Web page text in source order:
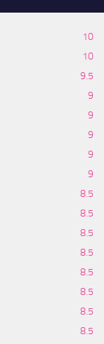
10
10
9.5
9
9
9
9
9
8.5
8.5
8.5
8.5
8.5
8.5
8.5
8.5